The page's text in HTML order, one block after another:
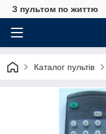
З пультом по життю
Каталог пультів